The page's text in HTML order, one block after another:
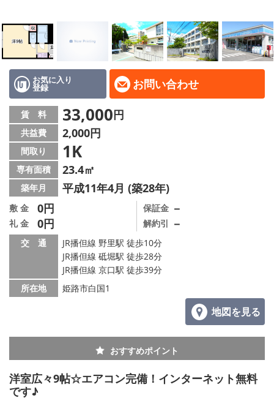
地図から探す
スタッフ
店舗情報·アクセス
会社概要
メールでお問い合わせ
お気に入り
登録 お問い合わせ
賃 料 33,000円
共益費 2,000円
間取り 1K
専有面積 23.4㎡
築年月 平成11年4月 (築28年)
敷 金 0円
礼 金 0円
保証金 －
解約引 －
交 通
JR播但線 野里駅 徒歩10分
JR播但線 砥堀駅 徒歩28分
JR播但線 京口駅 徒歩39分
所在地
姫路市白国1
地図を見る
おすすめポイント
洋室広々9帖☆エアコン完備！インターネット無料
です♪